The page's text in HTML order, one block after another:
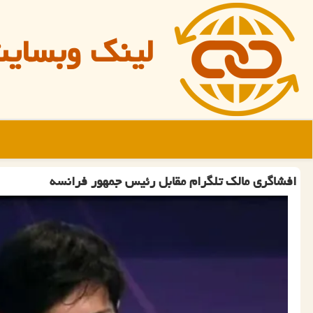
لینک
افشاگری مالک تلگرام مقابل رئیس جمهور فرانسه